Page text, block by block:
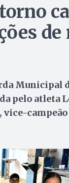
de
Municipal
pelo atleta